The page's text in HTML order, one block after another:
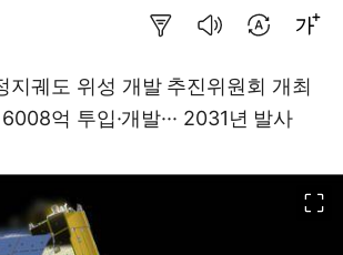
지궤도 위성 개발 추진위원회 개최
억 투입·개발··· 2031년 발사